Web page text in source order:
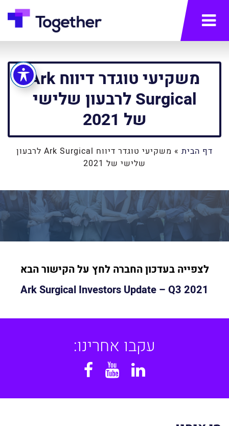
תפריט
משקיעי טוגדר דיווח Ark
Surgical לרבעון שלישי
של 2021
דף הבית »
משקיעי טוגדר דיווח Ark Surgical לרבעון
שלישי של 2021
לצפייה בעדכון החברה לחץ עלהקישור הבא
Ark Surgical Investors Update – Q3 2021
עקבו אחרינו:
Linkedin
YouTube